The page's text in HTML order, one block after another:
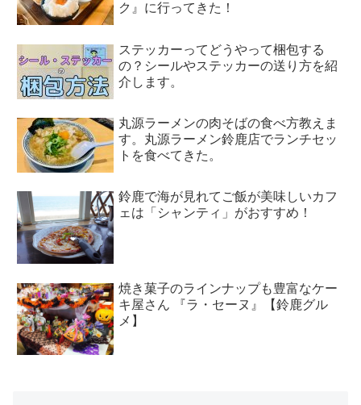
ク』に行ってきた！
ステッカーってどうやって梱包する
の？シールやステッカーの送り方を紹
介します。
丸源ラーメンの肉そばの食べ方教えま
す。丸源ラーメン鈴鹿店でランチセッ
トを食べてきた。
鈴鹿で海が見れてご飯が美味しいカフ
ェは「シャンティ」がおすすめ！
焼き菓子のラインナップも豊富なケー
キ屋さん 『ラ・セーヌ』【鈴鹿グル
メ】